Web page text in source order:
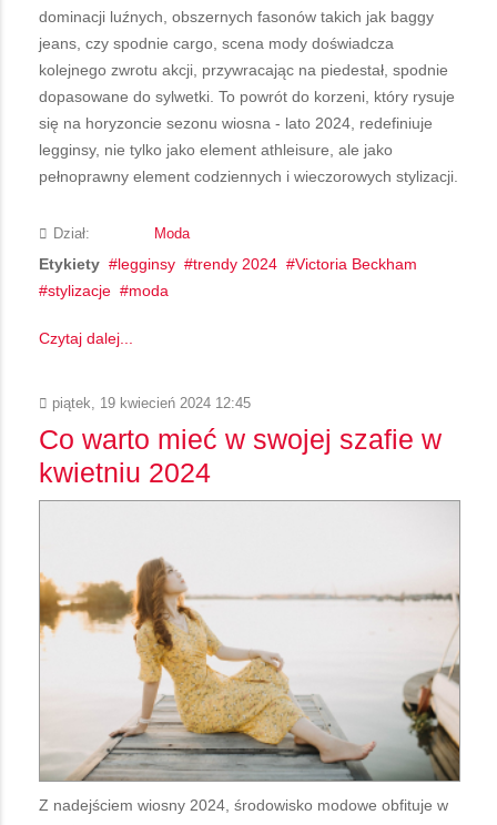
dominacji luźnych, obszernych fasonów takich jak baggy
jeans, czy spodnie cargo, scena mody doświadcza
kolejnego zwrotu akcji, przywracając na piedestał, spodnie
dopasowane do sylwetki. To powrót do korzeni, który rysuje
się na horyzoncie sezonu wiosna - lato 2024, redefiniuje
legginsy, nie tylko jako element athleisure, ale jako
pełnoprawny element codziennych i wieczorowych stylizacji.
Dział: Moda
Etykiety legginsy trendy 2024
Victoria Beckham
stylizacje
moda
Czytaj dalej...
piątek, 19 kwiecień 2024 12:45
Co warto mieć w swojej szafie w
kwietniu 2024
Z nadejściem wiosny 2024, środowisko modowe obfituje w